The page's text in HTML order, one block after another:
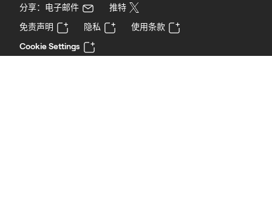
分享：电子邮件
推特
免责声明
隐私
使用条款
Cookie Settings